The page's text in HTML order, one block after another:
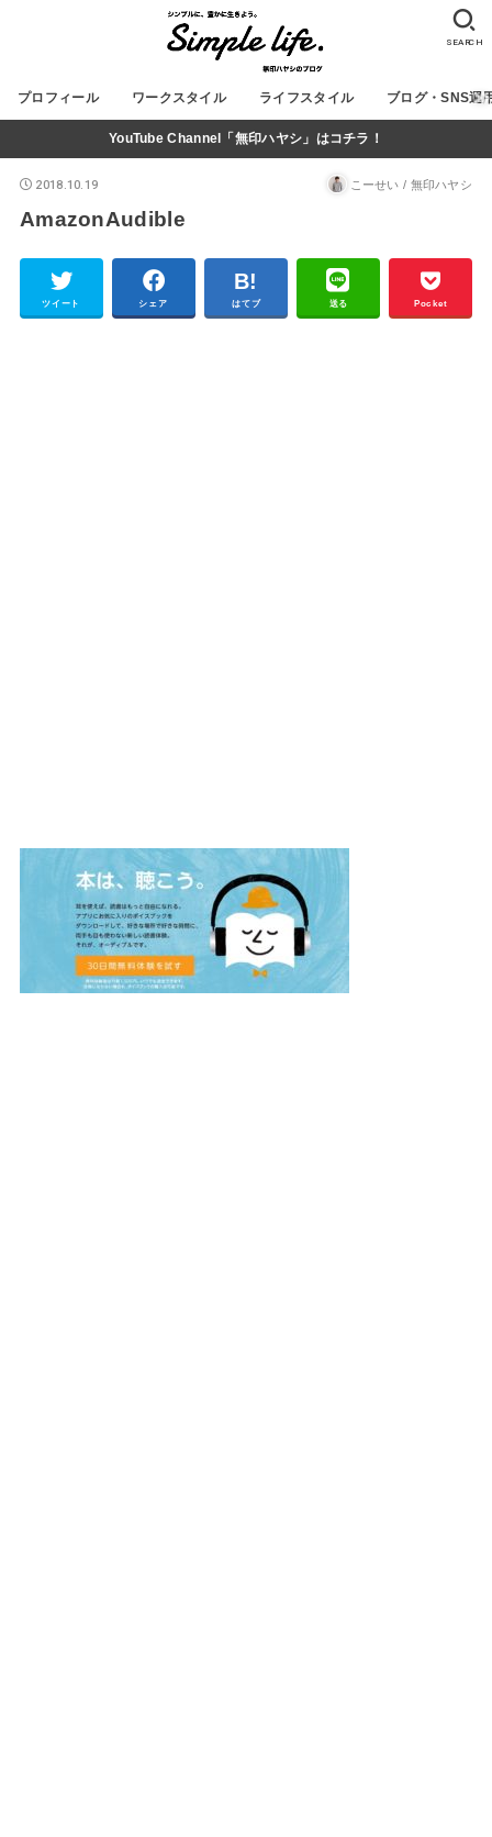
プロフィール ワークスタイル ライフスタイル ブログ・SNS運
SEARCH
YouTube Channel「無印ハヤシ」はコチラ！
2018.10.19 こーせい / 無印ハヤシ
AmazonAudible
ツイート シェア はてブ 送る Pocket